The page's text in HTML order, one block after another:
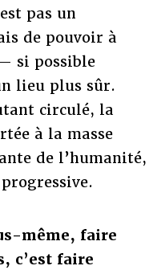
pas un
de pouvoir à
si possible
lieu plus sûr.
circulé, la
à la masse
de l’humanité,
même, faire
c’est faire